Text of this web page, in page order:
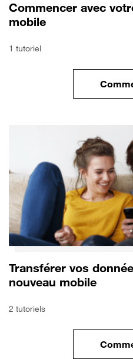
Commencer avec
mobile
1 tutoriel
Transférer vos
nouveau mobile
2 tutoriels